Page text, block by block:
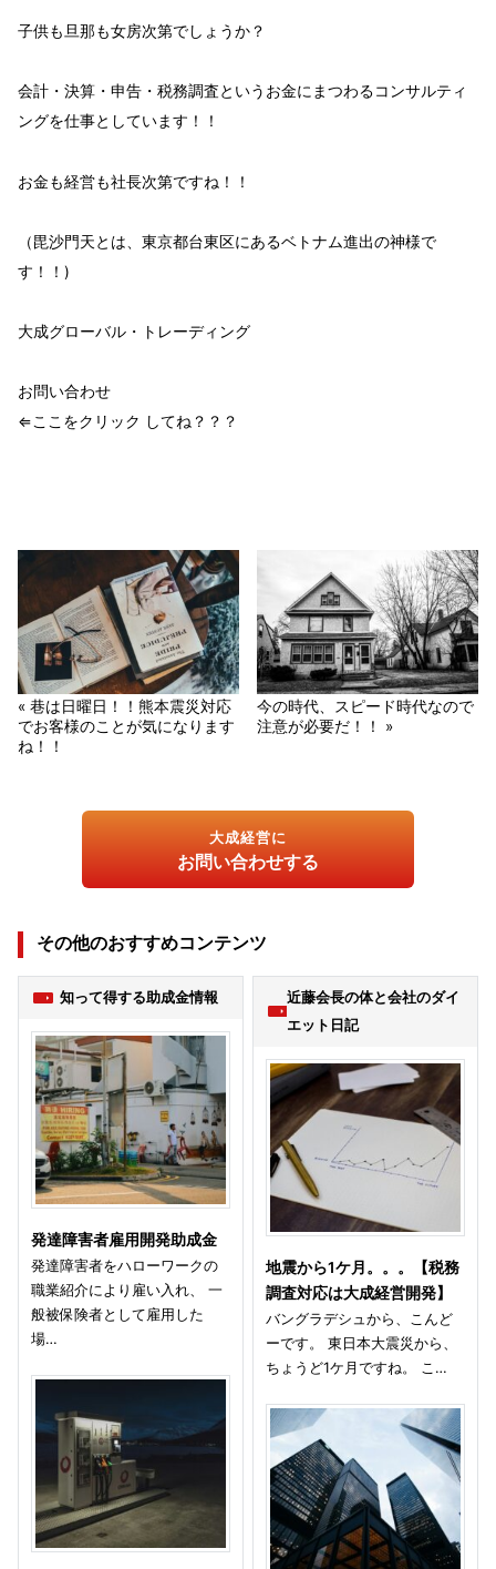
子供も旦那も女房次第でしょうか？
会計・決算・申告・税務調査という お金にまつわるコンサルティ
ングを仕事としています！！
お金も経営も社長次第ですね！！
（毘沙門天とは、東京都台東区にあるベトナム進出の神様で
す！！)
大成グローバル・トレーディング
お問い合わせ
⇐ここをクリック してね？？？
« 巷は日曜日！！熊本震災対応
でお客様のことが気になります
ね！！
今の時代、スピード時代なので
注意が必要だ！！ »
大成経営に
お問い合わせする
その他のおすすめコンテンツ
知って得する助成金情報
発達障害者雇用開発助成金
発達障害者をハローワークの
職業紹介により雇い入れ、 一
般被保険者として雇用した
場…
近藤会長の体と会社のダイ
エット日記
地震から1ケ月。。。【税務
調査対応は大成経営開発】
バングラデシュから、こんど
ーです。 東日本大震災から、
ちょうど1ケ月ですね。 こ…